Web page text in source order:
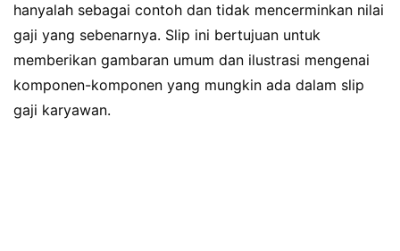
hanyalah sebagai contoh dan tidak mencerminkan nilai
gaji yang sebenarnya. Slip ini bertujuan untuk
memberikan gambaran umum dan ilustrasi mengenai
komponen-komponen yang mungkin ada dalam slip
gaji karyawan.